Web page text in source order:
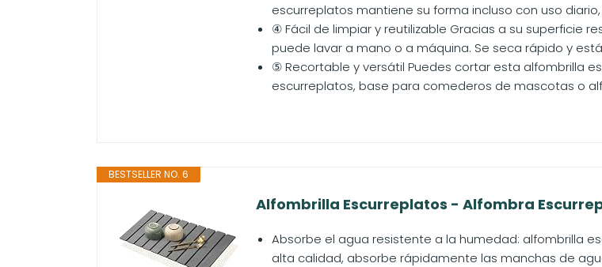
escurreplatos mantiene su forma incluso con uso
④ Fácil de limpiar y reutilizable Gracias a su superficie
puede lavar a mano o a máquina. Se seca rápido y
⑤ Recortable y versátil Puedes cortar esta alfombrilla
escurreplatos, base para comederos de mascotas o
BESTSELLER NO. 6
Alfombrilla Escurreplatos - Alfombra
Absorbe el agua resistente a la humedad: alfombrilla
alta calidad, absorbe rápidamente las manchas de